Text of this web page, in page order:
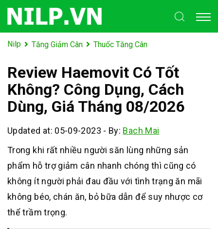
Nilp Tăng Giảm Cân Thuốc Tăng Cân
Review Haemovit Có Tốt
Không? Công Dụng, Cách
Dùng, Giá Tháng 08/2026
Updated at: 05-09-2023 - By: Bach Mai
Trong khi rất nhiều người săn lùng những sản
phẩm hỗ trợ giảm cân nhanh chóng thì cũng có
không ít người phải đau đầu với tình trạng ăn mãi
không béo, chán ăn, bỏ bữa dẫn để suy nhược cơ
thể trầm trọng.